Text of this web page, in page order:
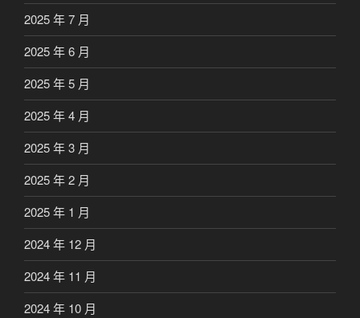
2025 年 7 月
2025 年 6 月
2025 年 5 月
2025 年 4 月
2025 年 3 月
2025 年 2 月
2025 年 1 月
2024 年 12 月
2024 年 11 月
2024 年 10 月